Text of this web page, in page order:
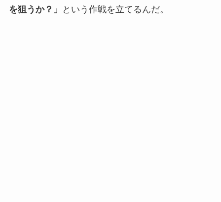
を狙うか？」
という作戦を立てるんだ。